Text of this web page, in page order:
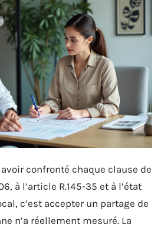
confronté chaque clause de
à l’article R.145-35 et à l’état
c’est accepter un partage de
n’a réellement mesuré. La